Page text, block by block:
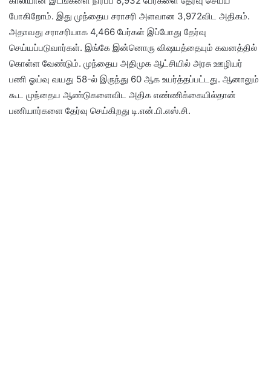
போகிறோம். இது முந்தைய சராசரி அளவான 3,972விட அதிகம்.
அதாவது சராசரியாக 4,466 பேர்கள் இப்போது தேர்வு
செய்யப்படுவார்கள். இங்கே இன்னொரு விஷயத்தையும் கவனத்தில்
கொள்ள வேண்டும். முந்தைய அதிமுக ஆட்சியில் அரசு ஊழியர்
பணி ஓய்வு வயது 58-ல் இருந்து 60 ஆக உயர்த்தப்பட்டது. ஆனாலும்
கூட முந்தைய ஆண்டுகளைவிட அதிக எண்ணிக்கையில்தான்
பணியார்களை தேர்வு செய்கிறது டி.என்.பி.எஸ்.சி.